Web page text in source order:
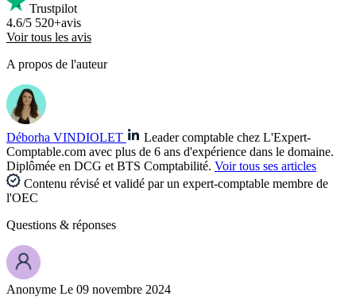
Trustpilot
4.6/5 520+avis
Voir tous les avis
A propos de l'auteur
Déborha VINDIOLET
Leader comptable chez L'Expert-
Comptable.com avec plus de 6 ans d'expérience dans le domaine.
Diplômée en DCG et BTS Comptabilité. Voir tous ses articles
Contenu révisé et validé par un expert-comptable membre de
l'OEC
Questions & réponses
Anonyme Le 09 novembre 2024